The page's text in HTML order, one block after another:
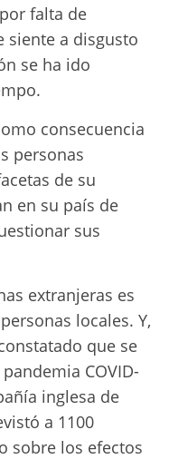
falta de
siente a disgusto
se ha ido
consecuencia
personas
de su
en su país de
sus
extranjeras es
locales. Y,
que se
COVID-
inglesa de
a 1100
sobre los efectos